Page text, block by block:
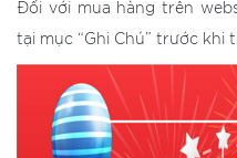
Đối với mua hàng trên
tại mục “Ghi Chú” trước khi